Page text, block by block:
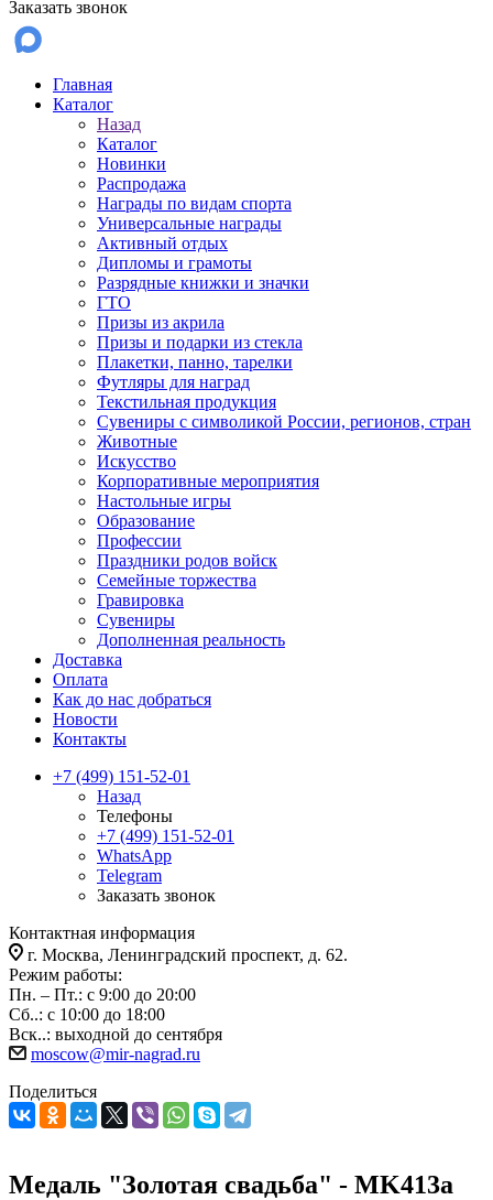
Заказать звонок
Главная
Каталог
Назад
Каталог
Новинки
Распродажа
Награды по видам спорта
Универсальные награды
Активный отдых
Дипломы и грамоты
Разрядные книжки и значки
ГТО
Призы из акрила
Призы и подарки из стекла
Плакетки, панно, тарелки
Футляры для наград
Текстильная продукция
Сувениры с символикой России, регионов, стран
Животные
Искусство
Корпоративные мероприятия
Настольные игры
Образование
Профессии
Праздники родов войск
Семейные торжества
Гравировка
Сувениры
Дополненная реальность
Доставка
Оплата
Как до нас добраться
Новости
Контакты
+7 (499) 151-52-01
Назад
Телефоны
+7 (499) 151-52-01
WhatsApp
Telegram
Заказать звонок
Контактная информация
г. Москва, Ленинградский проспект, д. 62.
Режим работы:
Пн. – Пт.: с 9:00 до 20:00
Сб..: с 10:00 до 18:00
Вск..: выходной до сентября
moscow@mir-nagrad.ru
Поделиться
Медаль "Золотая свадьба" - MK413a